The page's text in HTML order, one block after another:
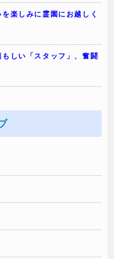
楽しみに霊園にお越しく
しい「スタッフ」、奮闘